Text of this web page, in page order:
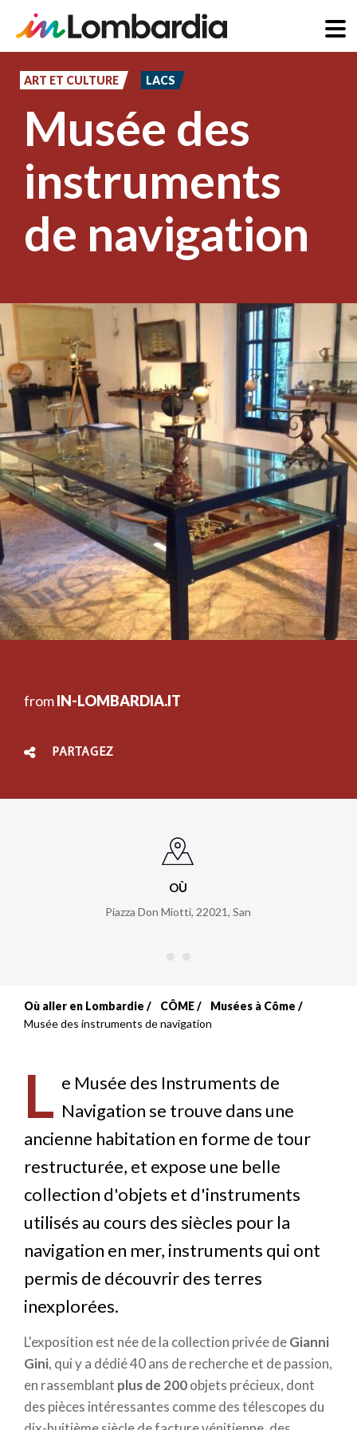
principal
ART ET CULTURE LACS
Musée des
instruments
de navigation
fromIN-LOMBARDIA.IT
PARTAGEZ
OÙ
Piazza Don Miotti, 22021, San
Fil
Où aller en Lombardie CÔME
Musées à Côme
Musée des instruments de navigation
L e Musée des Instruments de
Navigation se trouve dans une
ancienne habitation en forme de tour
restructurée, et expose une belle
collection d'objets et d'instruments
utilisés au cours des siècles pour la
navigation en mer, instruments qui ont
permis de découvrir des terres
inexplorées.
L'exposition est née de la collection privée deGianni
Gini, qui y a dédié 40 ans de recherche et de passion,
en rassemblant plus de 200objets précieux, dont
des pièces intéressantes comme des télescopes du